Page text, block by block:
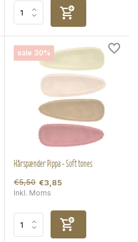
sale 30%
Hårspænder Pippa - Soft tones
€5,50 €3,85
Inkl. Moms